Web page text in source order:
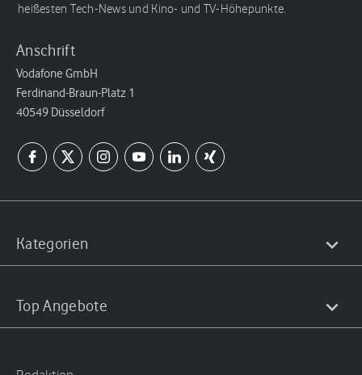
heißesten Tech-News und Kino- und TV-Höhepunkte.
Anschrift
Vodafone GmbH
Ferdinand-Braun-Platz 1
40549 Düsseldorf
Kategorien
Top Angebote